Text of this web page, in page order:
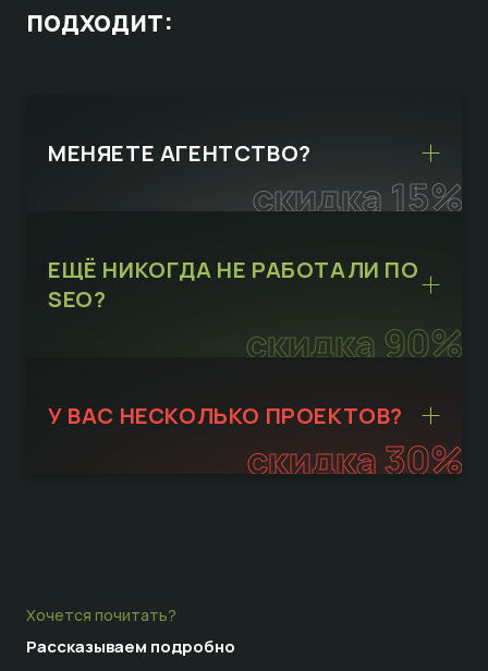
подходит:
скидка 15%
МЕНЯЕТЕ АГЕНТСТВО?
скидка 90%
ЕЩЁ НИКОГДА НЕ РАБОТАЛИ ПО
SEO?
скидка 30%
У ВАС НЕСКОЛЬКО ПРОЕКТОВ?
Хочется почитать?
Рассказываем подробно